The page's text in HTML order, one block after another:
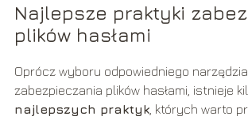
Najlepsze praktyki
plików hasłami
Oprócz wyboru odpowiedniego
zabezpieczania plików hasłami, istnieje
najlepszych praktyk, których warto